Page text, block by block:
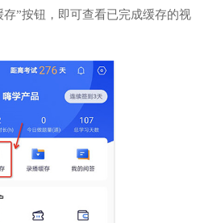
存”按钮，即可查看已完成缓存的视